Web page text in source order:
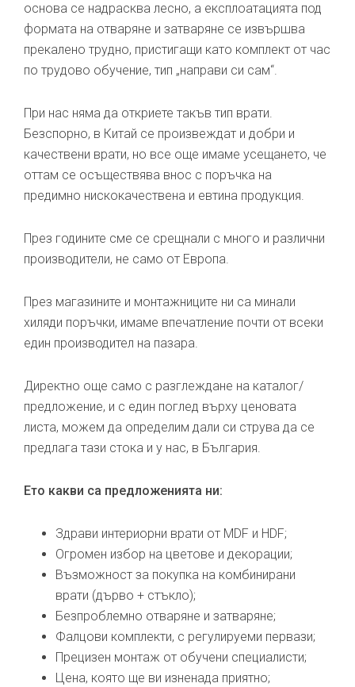
основа се надрасква лесно, а експлоатацията под
формата на отваряне и затваряне се извършва
прекалено трудно, пристигащи като комплект от час
по трудово обучение, тип „направи си сам“.
При нас няма да откриете такъв тип врати.
Безспорно, в Китай се произвеждат и добри и
качествени врати, но все още имаме усещането, че
оттам се осъществява внос с поръчка на
предимно нискокачествена и евтина продукция.
През годините сме се срещнали с много и различни
производители, не само от Европа.
През магазините и монтажниците ни са минали
хиляди поръчки, имаме впечатление почти от всеки
един производител на пазара.
Директно още само с разглеждане на каталог/
предложение, и с един поглед върху ценовата
листа, можем да определим дали си струва да се
предлага тази стока и у нас, в България.
Ето какви са предложенията ни:
Здрави интериорни врати от MDF и HDF;
Огромен избор на цветове и декорации;
Възможност за покупка на комбинирани
врати (дърво + стъкло);
Безпроблемно отваряне и затваряне;
Фалцови комплекти, с регулируеми первази;
Прецизен монтаж от обучени специалисти;
Цена, която ще ви изненада приятно;